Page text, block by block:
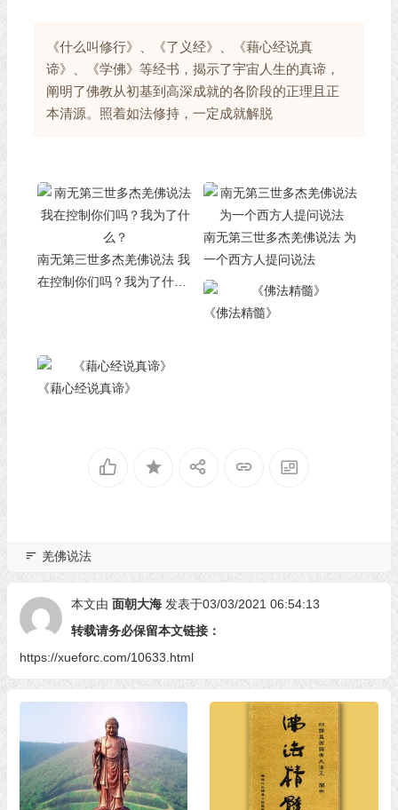
《什么叫修行》、《了义经》、《藉心经说真
谛》、《学佛》等经书，揭示了宇宙人生的真谛，
阐明了佛教从初基到高深成就的各阶段的正理且正
本清源。照着如法修持，一定成就解脱
南无第三世多杰羌佛说法 我
在控制你们吗？我为了什
南无第三世多杰羌佛说法 为
一个西方人提问说法
《佛法精髓》
《藉心经说真谛》
羌佛说法
本文由 面朝大海 发表于03/03/2021 06:54:13
转载请务必保留本文链接：
https://xueforc.com/10633.html